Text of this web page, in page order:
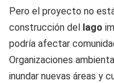
Pero el proyecto no
construcción del lago
podría afectar
Organizaciones
inundar nuevas áreas y